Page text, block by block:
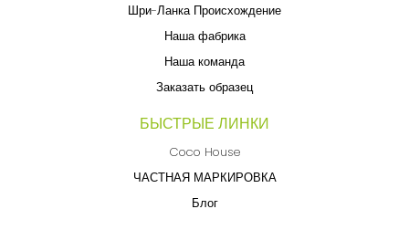
Шри-Ланка Происхождение
Наша фабрика
Наша команда
Заказать образец
БЫСТРЫЕ ЛИНКИ
Coco House
ЧАСТНАЯ МАРКИРОВКА
Блог